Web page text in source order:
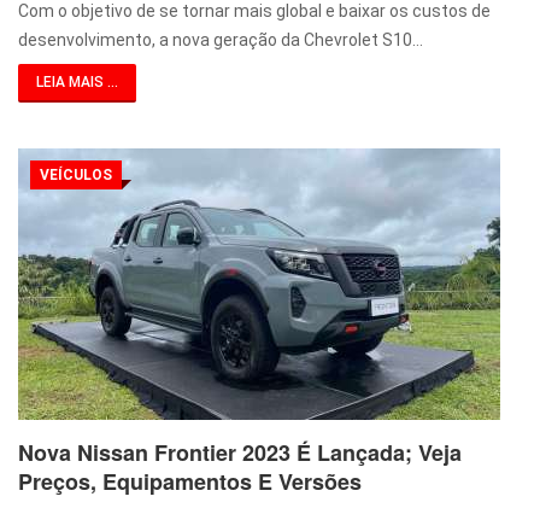
Com o objetivo de se tornar mais global e baixar os custos de
desenvolvimento, a nova geração da Chevrolet S10…
LEIA MAIS ...
VEÍCULOS
Nova Nissan Frontier 2023 É Lançada; Veja
Preços, Equipamentos E Versões